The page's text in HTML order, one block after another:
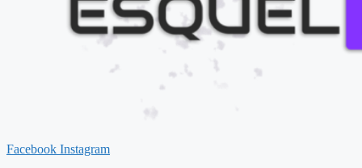
Facebook Instagram